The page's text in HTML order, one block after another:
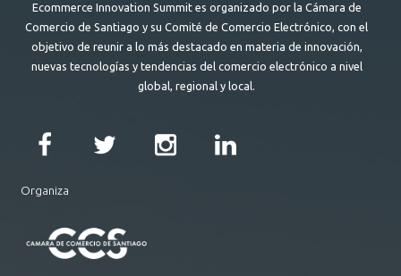
Ecommerce Innovation Summit es organizado por la Cámara de
Comercio de Santiago y su Comité de Comercio Electrónico, con el
objetivo de reunir a lo más destacado en materia de innovación,
nuevas tecnologías y tendencias del comercio electrónico a nivel
global, regional y local.
Organiza